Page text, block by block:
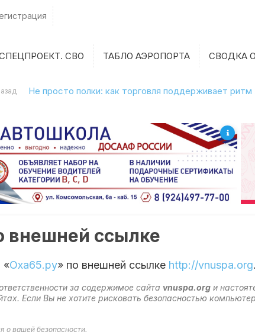
СВО ТАБЛО АЭРОПОРТА СВОДКА
Не просто полки: как торговля поддерживает ритм
внешней ссылке
«Оха65.ру» по внешней ссылке http://vnuspa.org.
за содержимое сайта vnuspa.org и
Если Вы не хотите рисковать безопасностью
о вашей безопасности.